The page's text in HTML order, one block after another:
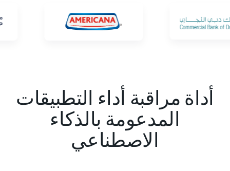
أداة مراقبة أداء التطبيقات
المدعومة بالذكاء
الاصطناعي